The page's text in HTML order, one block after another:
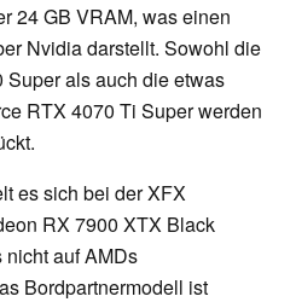
24 GB VRAM, was einen
Nvidia darstellt. Sowohl die
als auch die etwas
RTX 4070 Ti Super werden
es sich bei der XFX
RX 7900 XTX Black
auf AMDs
Bordpartnermodell ist